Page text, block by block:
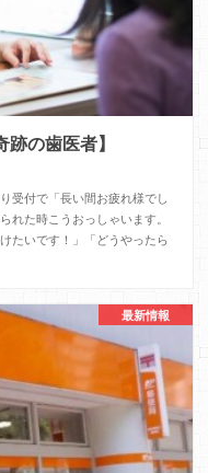
跡の歯医者】
受付で「長い間お疲れ様でし
れた時こうおっしゃいます。
たいです！」「どうやったら
最新情報